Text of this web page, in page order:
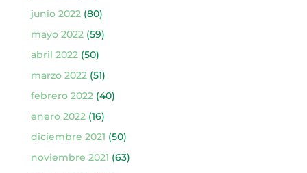
junio 2022(80)
mayo 2022(59)
abril 2022(50)
marzo 2022(51)
febrero 2022(40)
enero 2022(16)
diciembre 2021 (50)
noviembre 2021 (63)